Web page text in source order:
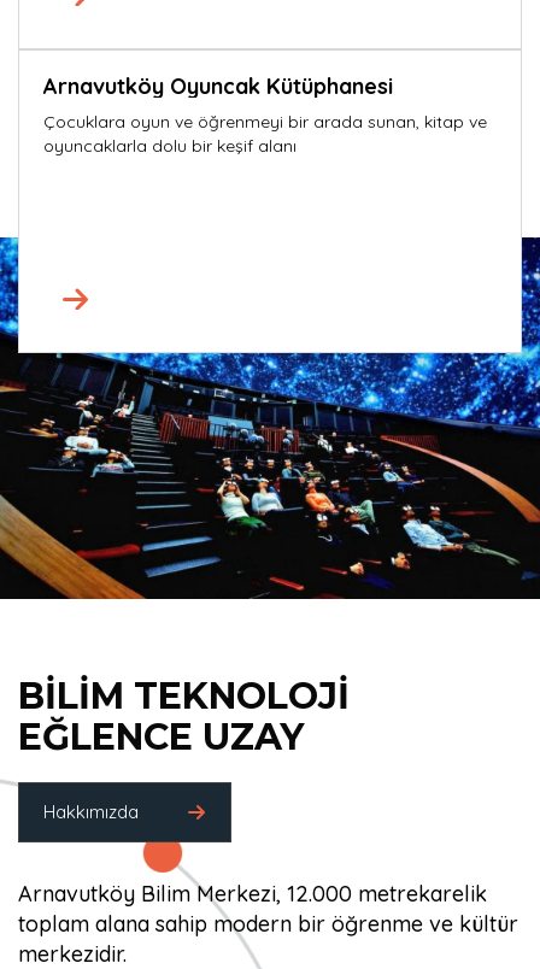
Arnavutköy Oyuncak Kütüphanesi
Çocuklara oyun ve öğrenmeyi bir arada sunan, kitap ve
oyuncaklarla dolu bir keşif alanı
BİLİM TEKNOLOJİ
EĞLENCE UZAY
Hakkımızda
Arnavutköy Bilim Merkezi, 12.000 metrekarelik
toplam alana sahip modern bir öğrenme ve kültür
merkezidir.